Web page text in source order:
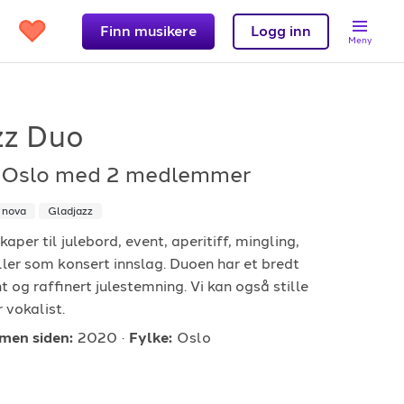
Finn musikere Logg inn Meny
Support
Kontakt oss
Hjelpesenter
Logg inn
Duo
med 2 medlemmer
nova Gladjazz
til julebord, event, aperitiff, mingling,
som konsert innslag. Duoen har et bredt
og raffinert julestemning. Vi kan også stille
vokalist.
siden: 2020 Fylke: Oslo